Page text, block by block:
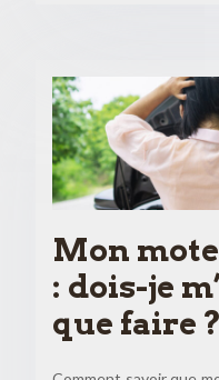
Mon
: dois-je
que faire ?